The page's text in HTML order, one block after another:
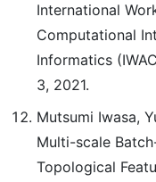
International
Computational
Informatics
3, 2021.
Mutsumi Iwasa,
Multi-scale
Topological